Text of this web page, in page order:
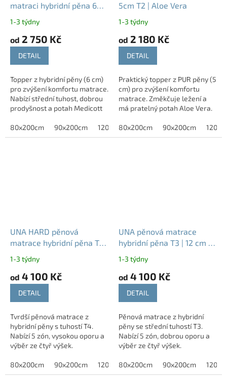
matraci hybridní pěna 6
1-3 týdny
od 2 750 Kč
DETAIL
Topper z hybridní pěny (6 cm)
pro zvýšení komfortu matrace.
Nabízí střední tuhost, dobrou
prodyšnost a potah Medicott
80x200cm
90x200cm 120x200cm 140x200cm
5cm T2 | Aloe Vera
1-3 týdny
od 2 180 Kč
DETAIL
Praktický topper z PUR pěny (5
cm) pro zvýšení komfortu
matrace. Změkčuje ležení a
má pratelný potah Aloe Vera.
80x200cm 90x200cm
UNA HARD pěnová
matrace hybridní pěna T4 |
1-3 týdny
od 4 100 Kč
DETAIL
Tvrdší pěnová matrace z
hybridní pěny s tuhostí T4.
Nabízí 5 zón, vysokou oporu a
výběr ze čtyř výšek.
80x200cm 90x200cm 120x200cm 140x200 cm
UNA pěnová matrace
hybridní pěna T3 | 12 cm 14
1-3 týdny
od 4 100 Kč
DETAIL
Pěnová matrace z hybridní
pěny se střední tuhostí T3.
Nabízí 5 zón, dobrou oporu a
výběr ze čtyř výšek.
80x200cm 90x200cm